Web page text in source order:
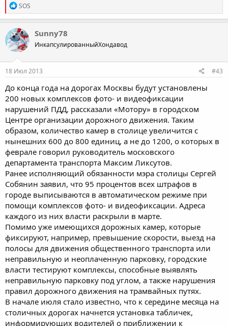
R
e
a
c
t
i
o
n
s
SOS
Sunny78
ИнкапсулированныйХондавод
18 Июл 2013 #43
До конца года на дорогах Москвы будут установлены
200 новых комплексов фото- и видеофиксации
нарушений ПДД, рассказали «Мотору» в городском
Центре организации дорожного движения. Таким
образом, количество камер в столице увеличится с
нынешних 600 до 800 единиц, а не до 1200, о которых в
феврале говорил руководитель московского
департамента транспорта Максим Ликсутов.
Ранее исполняющий обязанности мэра столицы Сергей
Собянин заявил, что 95 процентов всех штрафов в
городе выписываются в автоматическом режиме при
помощи комплексов фото- и видеофиксации. Адреса
каждого из них власти раскрыли в марте.
Помимо уже имеющихся дорожных камер, которые
фиксируют, например, превышение скорости, выезд на
полосы для движения общественного транспорта или
неправильную и неоплаченную парковку, городские
власти тестируют комплексы, способные выявлять
неправильную парковку под углом, а также нарушения
правил дорожного движения на трамвайных путях.
В начале июля стало известно, что к середине месяца на
столичных дорогах начнется установка табличек,
информирующих водителей о приближении к